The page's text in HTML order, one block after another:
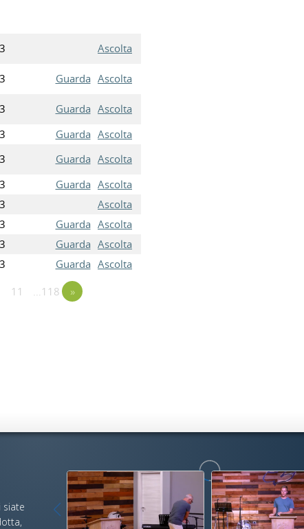
Ascolta
Guarda Ascolta
Guarda Ascolta
Guarda Ascolta
Guarda Ascolta
Guarda Ascolta
Ascolta
Guarda Ascolta
Guarda Ascolta
Guarda Ascolta
11 …118 »
siate